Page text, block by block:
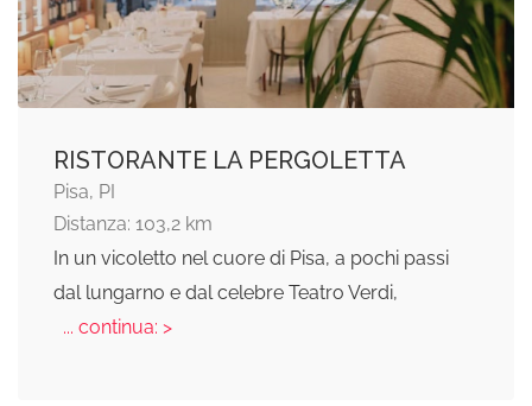
RISTORANTE LA PERGOLETTA
Pisa, PI
Distanza: 103,2 km
In un vicoletto nel cuore di Pisa, a pochi passi
dal lungarno e dal celebre Teatro Verdi,
... continua: >